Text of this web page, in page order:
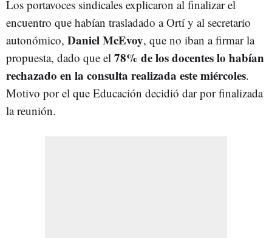
Los portavoces sindicales explicaron al finalizar el
encuentro que habían trasladado a Ortí y al secretario
autonómico, Daniel McEvoy, que no iban a firmar la
propuesta, dado que el 78% de los docentes lo habían
rechazado en la consulta realizada este miércoles.
Motivo por el que Educación decidió dar por finalizada
la reunión.